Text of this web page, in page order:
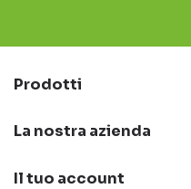
Prodotti
La nostra azienda
Il tuo account